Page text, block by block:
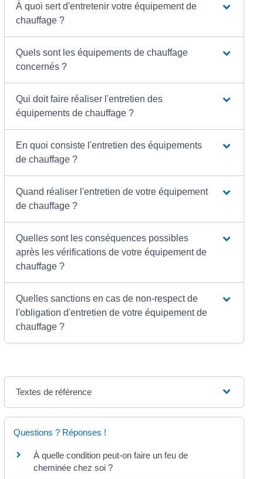
À quoi sert d'entretenir votre équipement de
chauffage ?
Quels sont les équipements de chauffage
concernés ?
Qui doit faire réaliser l'entretien des
équipements de chauffage ?
En quoi consiste l'entretien des équipements
de chauffage ?
Quand réaliser l'entretien de votre équipement
de chauffage ?
Quelles sont les conséquences possibles
après les vérifications de votre équipement de
chauffage ?
Quelles sanctions en cas de non-respect de
l'obligation d'entretien de votre équipement de
chauffage ?
Textes de référence
Questions ? Réponses !
À quelle condition peut-on faire un feu de
cheminée chez soi ?